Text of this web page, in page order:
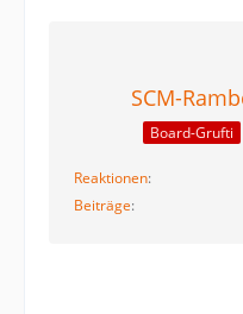
SCM-
Board-Grufti
Reaktionen
Beiträge